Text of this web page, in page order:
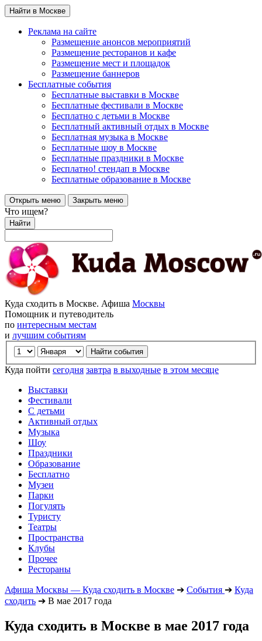
Найти в Москве
Реклама на сайте
Размещение анонсов мероприятий
Размещение ресторанов и кафе
Размещение мест и площадок
Размещение баннеров
Бесплатные события
Бесплатные выставки в Москве
Бесплатные фестивали в Москве
Бесплатно с детьми в Москве
Бесплатный активный отдых в Москве
Бесплатная музыка в Москве
Бесплатные шоу в Москве
Бесплатные праздники в Москве
Бесплатно! стендап в Москве
Бесплатные образование в Москве
Открыть меню Закрыть меню
Что ищем?
Найти
Куда сходить в Москве. Афиша Москвы
Помощник и путеводитель
по интересным местам
и лучшим событиям
Куда пойти сегодня завтра в выходные в этом месяце
Выставки
Фестивали
С детьми
Активный отдых
Музыка
Шоу
Праздники
Образование
Бесплатно
Музеи
Парки
Погулять
Туристу
Театры
Пространства
Клубы
Прочее
Рестораны
Афиша Москвы — Куда сходить в Москве ➔ События ➔ Куда
сходить ➔ В мае 2017 года
Куда сходить в Москве в мае 2017 года